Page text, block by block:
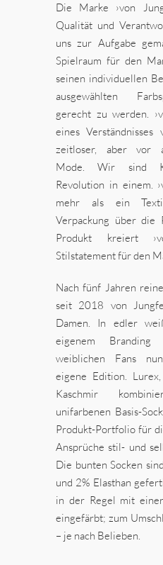
Die Marke ›von
Qualität und
uns zur Aufgabe
Spielraum für den
seinen individuellen
ausgewählten
gerecht zu werden.
eines Verständnisses
zeitloser, aber vor
Mode. Wir sind
Revolution in einem.
mehr als ein
Verpackung über die
Produkt kreiert
Stilstatement für den
Nach fünf Jahren
seit 2018 von
Damen. In edler
eigenem Branding
weiblichen Fans
eigene Edition.
Kaschmir
unifarbenen Basis-
Produkt-Portfolio für
Ansprüche stil- und
Die bunten Socken
und 2% Elasthan
in der Regel mit
eingefärbt; zum
– je nach Belieben.